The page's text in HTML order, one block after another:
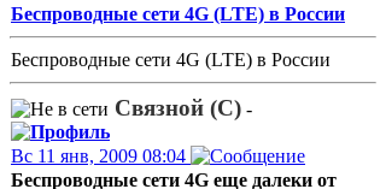
Беспроводные сети 4G (LTE) в России
Беспроводные сети 4G (LTE) в России
Связной (С) -
Вс 11 янв, 2009 08:04
Беспроводные сети 4G еще далеки от